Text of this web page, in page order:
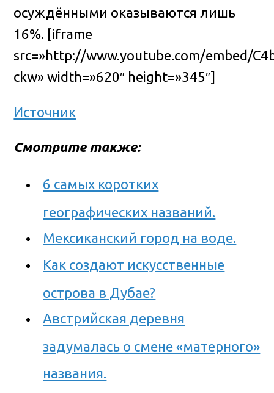
осуждёнными оказываются лишь
16%. [iframe
src=»http://www.youtube.com/embed/
ckw» width=»620″ height=»345″]
Источник
Смотрите также:
6 самых коротких
географических названий.
Мексиканский город на воде.
Как создают искусственные
острова в Дубае?
Австрийская деревня
задумалась о смене «матерного»
названия.